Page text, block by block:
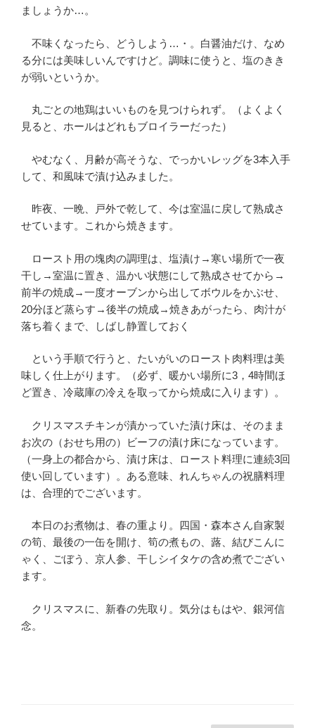
ましょうか…。
不味くなったら、どうしよう…・。白醤油だけ、なめ
る分には美味しいんですけど。調味に使うと、塩のきき
が弱いというか。
丸ごとの地鶏はいいものを見つけられず。（よくよく
見ると、ホールはどれもブロイラーだった）
やむなく、月齢が高そうな、でっかいレッグを3本入手
して、和風味で漬け込みました。
昨夜、一晩、戸外で乾して、今は室温に戻して熟成さ
せています。これから焼きます。
ロースト用の塊肉の調理は、塩漬け→寒い場所で一夜
干し→室温に置き、温かい状態にして熟成させてから→
前半の焼成→一度オーブンから出してボウルをかぶせ、
20分ほど蒸らす→後半の焼成→焼きあがったら、肉汁が
落ち着くまで、しばし静置しておく
という手順で行うと、たいがいのロースト肉料理は美
味しく仕上がります。（必ず、暖かい場所に3，4時間ほ
ど置き、冷蔵庫の冷えを取ってから焼成に入ります）。
クリスマスチキンが漬かっていた漬け床は、そのまま
お次の（おせち用の）ビーフの漬け床になっています。
（一身上の都合から、漬け床は、ロースト料理に連続3回
使い回しています）。ある意味、れんちゃんの祝膳料理
は、合理的でございます。
本日のお煮物は、春の重より。四国・森本さん自家製
の筍、最後の一缶を開け、筍の煮もの、蕗、結びこんに
ゃく、ごぼう、京人参、干しシイタケの含め煮でござい
ます。
クリスマスに、新春の先取り。気分はもはや、銀河信
念。